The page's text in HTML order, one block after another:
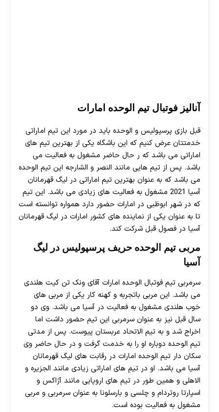
آنالیز فوتبال تیم الوحده امارات
قبل بازی پرسپولیس و الوحده باید در مورد این تیم اماراتی
خدمتتان عرض کنیم که این باشگاه یکی از بهترین تیم های
اماراتی می باشد که ر حال حاضر مشغول به فعالیت می
باشد. پس از تیم هایی مانند النصر و الشارجه این تیم الوحده
می باشد که به عنوان بهترین تیم اماراتی در لیگ قهرمانان
آسیا 2021 مشغول به فعالیت های زیادی می باشد. این تیم
که در شهر ابوظبی در امارات حضور دارد همواره توانسته است
تا به عنوان یکی از نماینده های کشور امارات در لیگ قهرمانان
آسیا در فصول قبل شرکت کند.
مربی تیم الوحده حریف پرسپولیس در لیگ
آسیا
سرمربی تیم فوتبال الوحده امارات آقای ونک تن کیت هلندی
می باشد. این مربی باتجربه و کهنه کار یکی از مربی های
خوب هلندی مشغول به فعالیت در آسیا می باشد. وی دو
سال قبل نیز به عنوان سرمربی این تیم حضور داشت اما
اخراج شد و به تیم الاتحاد عربستان پیوست. پس از مدتی
تیم الوحده دوباره او را به خدمت گرفت و در حال حاضر وی
سکان دار تیم الوحده امارات در رقابت های لیگ قهرمانان
آسیا می باشد. او در تیم های اماراتی زیادی مانند الجزیره و
الاهلی و همین طور در تیم های اروپایی مانند آژاکس و
اسپارتا روتردام و چلسی و بارسلونا به عنوان سرمربی و مربی
مشغول به فعالیت بوده است.